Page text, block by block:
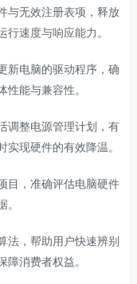
无效注册表项，释放
速度与响应能力。
电脑的驱动程序，确
能与兼容性。
整电源管理计划，有
现硬件的有效降温。
，准确评估电脑硬件
，帮助用户快速辨别
消费者权益。